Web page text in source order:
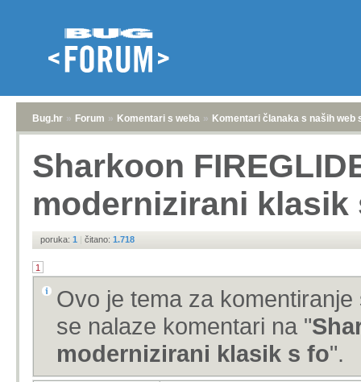
Bug.hr » Forum » Komentari s weba » Komentari članaka s naših web
Sharkoon
modernizirani klasik
poruka: 1 | čitano: 1.718
1
Ovo je tema za
se nalaze komentari na "
modernizirani klasik s fo".